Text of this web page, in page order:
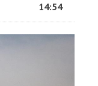
14:54